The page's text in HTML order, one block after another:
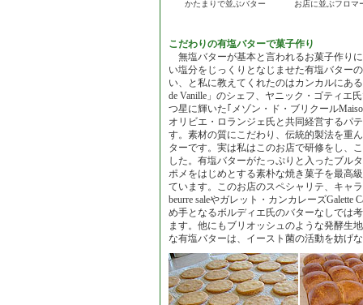
かたまりで並ぶバター お店に並ぶフロマ
こだわりの有塩バターで菓子作り
無塩バターが基本と言われるお菓子作り
い塩分をじっくりとなじませた有塩バター
い、と私に教えてくれたのはカンカルにあ
de Vanille」のシェフ、ヤニック・ゴティエ
つ星に輝いた｢メゾン・ド・ブリクール
オリビエ・ロランジェ氏と共同経営するパ
す。素材の質にこだわり、伝統的製法を重
ターです。実は私はこのお店で研修をし、
した。有塩バターがたっぷりと入ったブル
ポメをはじめとする素朴な焼き菓子を最高
ています。このお店のスペシャリテ、キャ
beurre saleやガレット・カンカレーズGalette
め手となるボルディエ氏のバターなしでは
ます。他にもブリオッシュのような発酵生
な有塩バターは、イースト菌の活動を妨げ